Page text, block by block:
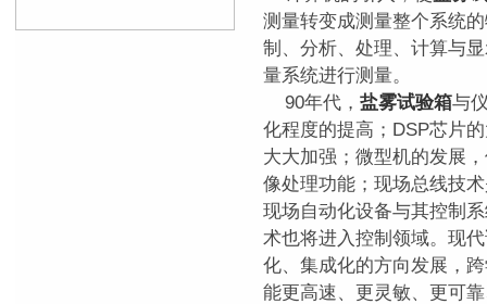
测量转变成测量整个系统
制、分析、处理、计算与
量系统进行测量。
90年代， 盐雾试验箱与
化程度的提高；DSP芯片
大大加强；微型机的发展
像处理功能；现场总线技
现场自动化设备与其控制
术也将进入控制领域。现
化、集成化的方向发展，
能更高速、更灵敏、更可